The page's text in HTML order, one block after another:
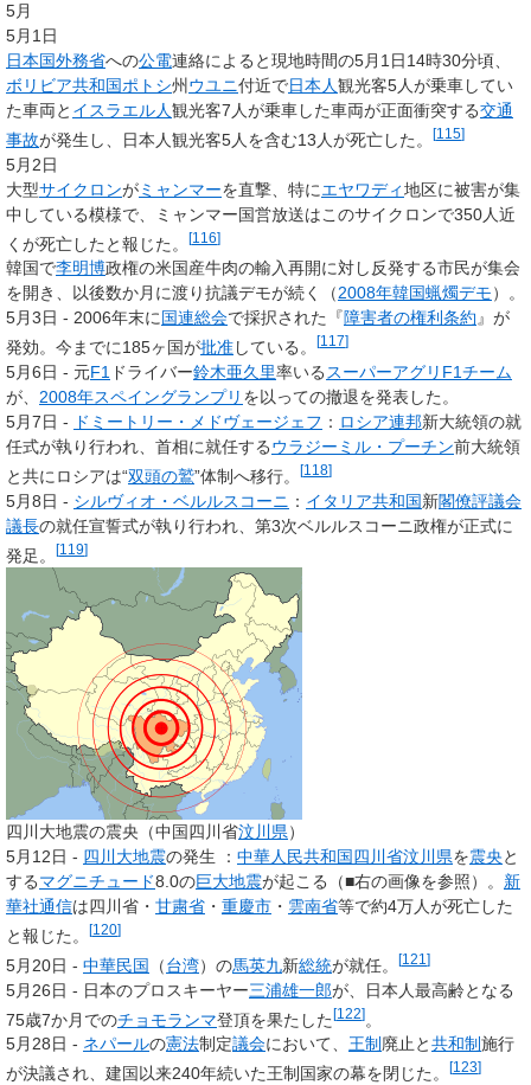
5月
5月1日
日本国外務省への公電連絡によると現地時間の5月1日14時30分頃、
ボリビア共和国ポトシ州 ウユニ付近で日本人観光客5人が乗車してい
た車両と イスラエル人観光客7人が乗車した車両が正面衝突する交通
事故が発生し、日本人観光客5人を含む13人が死亡した。 [115]
5月2日
大型サイクロンがミャンマーを直撃、特にエヤワディ地区に被害が集
中している模様で、ミャンマー国営放送はこのサイクロンで350人近
くが死亡したと報じた。
[116]
韓国で李明博政権の米国産牛肉の輸入再開に対し反発する市民が集会
を開き、以後数か月に渡り抗議デモが続く（2008年韓国蝋燭デモ）。
5月3日 - 2006年末に国連総会で採択された『障害者の権利条約』が
発効。今までに185ヶ国が批准している。 [117]
5月6日 - 元F1 ドライバー鈴木亜久里率いる スーパーアグリF1チーム
が、 2008年スペイングランプリ を以っての撤退を発表した。
5月7日 -
ドミートリー・メドヴェージェフ ： ロシア連邦新大統領の就
任式が執り行われ、首相に就任するウラジーミル・プーチン前大統領
と共にロシアは“双頭の鷲”体制へ移行。 [118]
5月8日 - シルヴィオ・ベルルスコーニ ： イタリア共和国新閣僚評議会
議長の就任宣誓式が執り行われ、第3次ベルルスコーニ政権が正式に
発足。
[119]
四川大地震の震央（中国四川省汶川県）
5月12日 - 四川大地震の発生 ： 中華人民共和国四川省汶川県を震央と
するマグニチュード8.0の巨大地震が起こる（■右の画像を参照）。 新
華社通信は四川省・ 甘粛省 ・ 重慶市 ・ 雲南省等で約4万人が死亡した
と報じた。
[120]
5月20日 - 中華民国 （台湾）の馬英九新総統が就任。 [121 ]
5月26日 - 日本のプロスキーヤー三浦雄一郎が、日本人最高齢となる
75歳7か月でのチョモランマ登頂を果たした[122]。
5月28日 - ネパールの憲法制定議会において、 王制 廃止と共和制施行
が決議され、建国以来240年続いた王制国家の幕を閉じた。
[123]